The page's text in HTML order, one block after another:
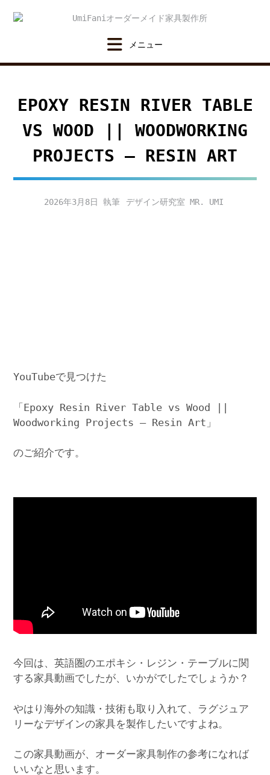
EPOXY RESIN RIVER TABLE
VS WOOD || WOODWORKING
PROJECTS – RESIN ART
2026年3月8日 デザイン研究室 MR. UMI
YouTubeで見つけた
「Epoxy Resin River Table vs Wood ||
Woodworking Projects – Resin Art」
のご紹介です。
今回は、英語圏のエポキシ・レジン・テーブルに関
する家具動画でしたが、いかがでしたでしょうか？
やはり海外の知識・技術も取り入れて、ラグジュア
リーなデザインの家具を製作したいですよね。
この家具動画が、オーダー家具制作の参考になれば
いいなと思います。